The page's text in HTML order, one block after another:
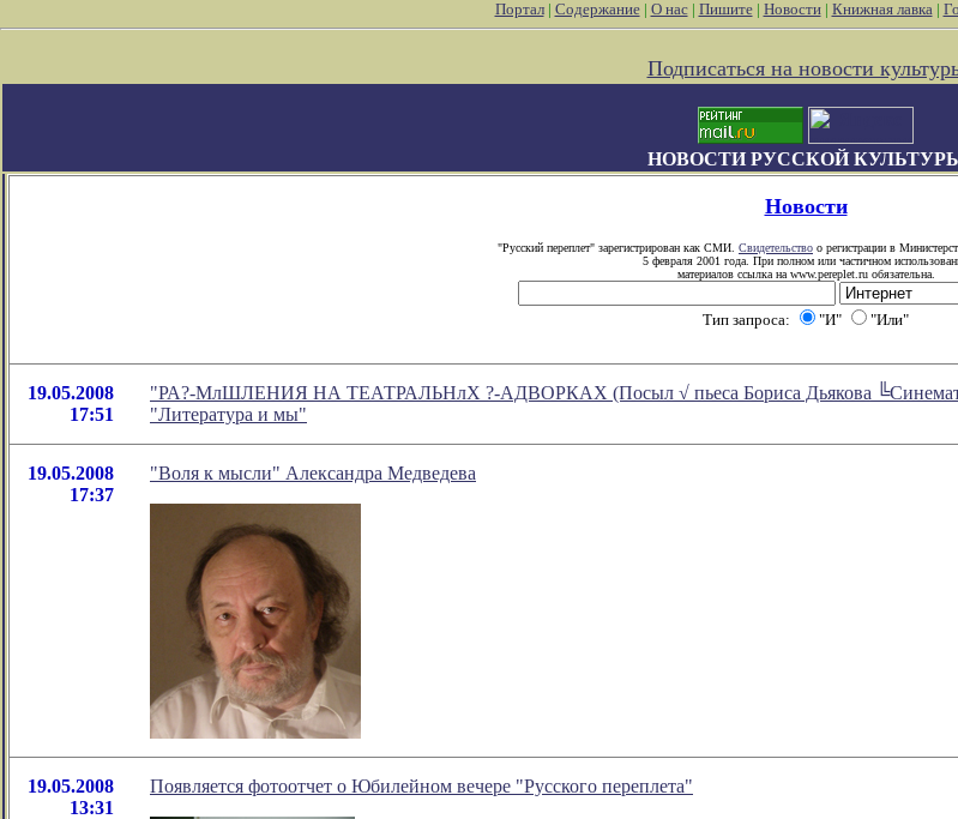
Портал| Содержание| О нас| Пишите| Новости| Книжная лавка|
Подписаться на новости
НОВОСТИ РУССКОЙ
Новости
"Русский переплет" зарегистрирован как СМИ. Свидетельство о регистрации в
5 февраля 2001 года. При полном или частичном
материалов ссылка на www.pereplet.ru обязательна.
Тип запроса: "И" "Или"
19.05.2008
17:51
"РА?-МлШЛЕНИЯ НА ТЕАТРАЛЬНлХ ?-АДВОРКАХ (Посыл √ пьеса Бориса Дьякова
"Литература и мы"
19.05.2008
17:37
"Воля к мысли" Александра Медведева
19.05.2008
13:31
Появляется фотоотчет о Юбилейном вечере "Русского переплета"